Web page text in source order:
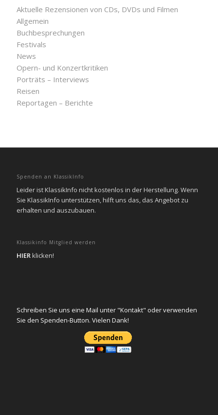
Aktuelle Rezensionen von CDs, DVDs und Filmen
Allgemein
Buchbesprechungen
Festivals
News
Opern- und Konzertkritiken
Porträts – Interviews
Reisen
Reportagen – Berichte
Spenden an KlassikInfo
Leider ist KlassikInfo nicht kostenlos in der Herstellung. Wenn
Sie KlassikInfo unterstützen, hilft uns das, das Angebot zu
erhalten und auszubauen.
Klassikinfo Mitglied werden
HIERklicken!
Schreiben Sie uns eine Mail unter "Kontakt" oder verwenden
Sie den Spenden-Button. Vielen Dank!